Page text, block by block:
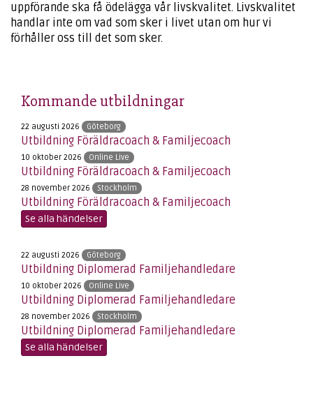
uppförande ska få ödelägga vår livskvalitet. Livskvalitet
handlar inte om vad som sker i livet utan om hur vi
förhåller oss till det som sker.
Kommande utbildningar
22 augusti 2026 Göteborg
Utbildning Föräldracoach & Familjecoach
10 oktober 2026 Online Live
Utbildning Föräldracoach & Familjecoach
28 november 2026 Stockholm
Utbildning Föräldracoach & Familjecoach
Se alla händelser
22 augusti 2026 Göteborg
Utbildning Diplomerad Familjehandledare
10 oktober 2026 Online Live
Utbildning Diplomerad Familjehandledare
28 november 2026 Stockholm
Utbildning Diplomerad Familjehandledare
Se alla händelser